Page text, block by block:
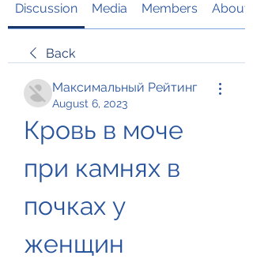
Discussion Media Members About
Back
Максимальный Рейтинг
August 6, 2023
Кровь в моче
при камнях в
почках у
женщин